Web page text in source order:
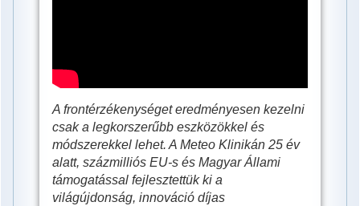
e
segítség
a
frontok
ellen?
A frontérzékenységet eredményesen kezelni
csak a legkorszerűbb eszközökkel és
módszerekkel lehet. A Meteo Klinikán 25 év
alatt, százmilliós EU-s és Magyar Állami
támogatással fejlesztettük ki a
világújdonság, innováció díjas